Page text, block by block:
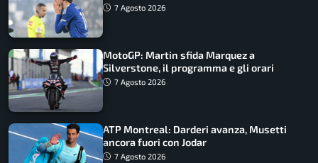
7 Agosto 2026
MotoGP: Martin sfida Marquez a
Silverstone, il programma e gli orari
7 Agosto 2026
ATP Montreal: Darderi avanza, Musetti
ancora fuori con Jodar
7 Agosto 2026